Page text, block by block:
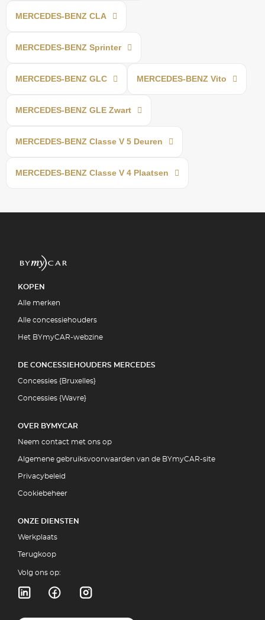
MERCEDES-BENZ CLA
MERCEDES-BENZ Sprinter
MERCEDES-BENZ GLC MERCEDES-BENZ Vito
MERCEDES-BENZ GLE Zwart
MERCEDES-BENZ Classe V 5 Deuren
MERCEDES-BENZ Classe V 4 Plaatsen
KOPEN
Alle merken
Alle concessiehouders
Het BYmyCAR-webzine
DE CONCESSIEHOUDERS MERCEDES
Concessies {Bruxelles}
Concessies {Wavre}
OVER BYMYCAR
Neem contact met ons op
Algemene gebruiksvoorwaarden van de BYmyCAR-site
Privacybeleid
Cookiebeheer
ONZE DIENSTEN
Werkplaats
Terugkoop
Volg ons op: